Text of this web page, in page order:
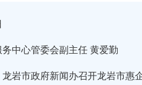
中心管委会副主任 黄爱勤
龙岩市政府新闻办召开龙岩市惠